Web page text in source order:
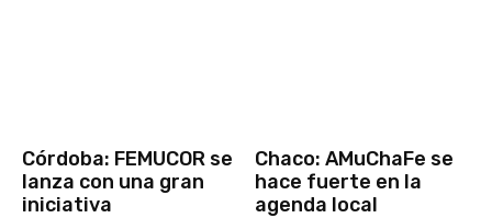
Córdoba: FEMUCOR se
lanza con una gran
iniciativa
Chaco: AMuChaFe se
hace fuerte en la
agenda local